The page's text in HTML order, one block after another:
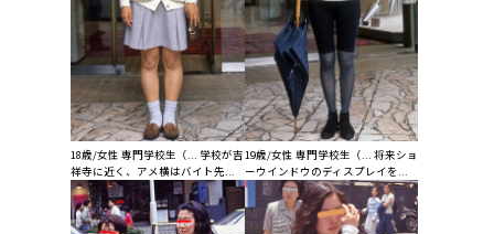
18歳/女性 専門学校生（... 学校が吉
祥寺に近く、アメ横はバイト先...
19歳/女性 専門学校生（... 将来ショ
ーウインドウのディスプレイを...